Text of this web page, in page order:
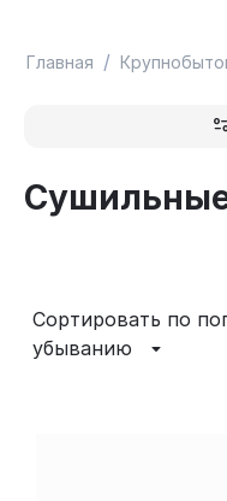
Главная /
Сортировать по
убыванию